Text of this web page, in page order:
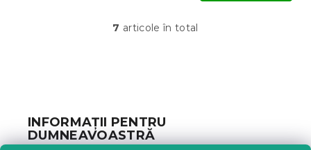
C
u
l
7 articole în total
o
INFORMAȚII PENTRU
DUMNEAVOASTRĂ